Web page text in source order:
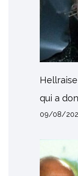
qui a
09/08/